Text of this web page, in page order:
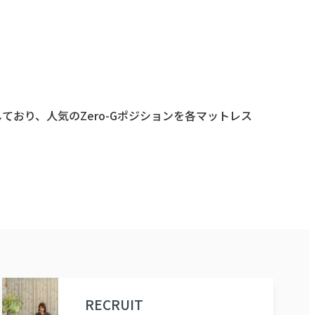
おり、人気のZero-Gポジションを各マットレス
RECRUIT